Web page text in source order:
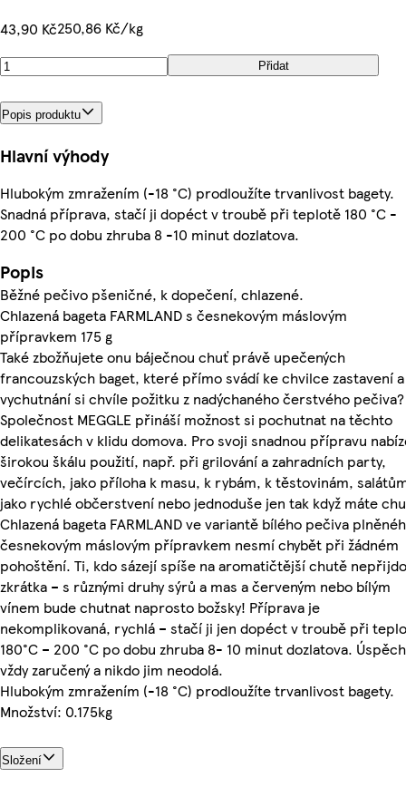
43,90 Kč250,86 Kč/kg
Přidat
Popis produktu
Hlavní výhody
Hlubokým zmražením (-18 °C) prodloužíte trvanlivost bagety.
Snadná příprava, stačí ji dopéct v troubě při teplotě 180 °C -
200 °C po dobu zhruba 8 -10 minut dozlatova.
Popis
Běžné pečivo pšeničné, k dopečení, chlazené.
Chlazená bageta FARMLAND s česnekovým máslovým
přípravkem 175 g
Také zbožňujete onu báječnou chuť právě upečených
francouzských baget, které přímo svádí ke chvilce zastavení a
vychutnání si chvíle požitku z nadýchaného čerstvého pečiva?
Společnost MEGGLE přináší možnost si pochutnat na těchto
delikatesách v klidu domova. Pro svoji snadnou přípravu
širokou škálu použití, např. při grilování a zahradních party,
večírcích, jako příloha k masu, k rybám, k těstovinám,
jako rychlé občerstvení nebo jednoduše jen tak když máte
Chlazená bageta FARMLAND ve variantě bílého pečiva
česnekovým máslovým přípravkem nesmí chybět při žádném
pohoštění. Ti, kdo sázejí spíše na aromatičtější chutě
zkrátka – s různými druhy sýrů a mas a červeným nebo bílým
vínem bude chutnat naprosto božsky! Příprava je
nekomplikovaná, rychlá – stačí ji jen dopéct v troubě při
180°C – 200 °C po dobu zhruba 8- 10 minut dozlatova.
vždy zaručený a nikdo jim neodolá.
Hlubokým zmražením (-18 °C) prodloužíte trvanlivost bagety.
Množství: 0.175kg
Složení